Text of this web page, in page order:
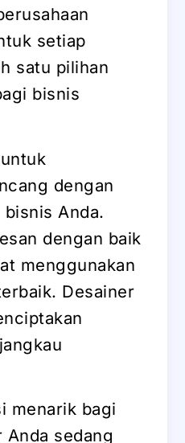
setiap
satu pilihan
bisnis
dengan
Anda.
dengan baik
menggunakan
Desainer
menarik bagi
sedang